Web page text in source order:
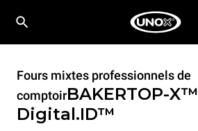
Fours mixtes professionnels de
comptoirBAKERTOP-X™
Digital.ID™